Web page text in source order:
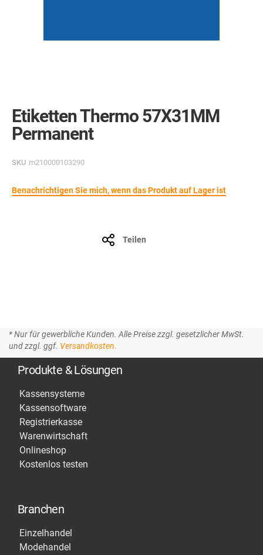
beginning
of
the
gallery
Etiketten Thermo 57X31MM
Permanent
SKU m210000103290
Benachrichtigen Sie mich, wenn das Produkt auf Lager ist
Teilen
* Nur für gewerbliche Kunden. Alle Preise zzgl. gesetzlicher MwSt.
und zzgl. ggf. Versandkosten.
Produkte & Lösungen
Kassensysteme
Kassensoftware
Registrierkasse
Warenwirtschaft
Onlineshop
Kostenlos testen
Branchen
Einzelhandel
Modehandel